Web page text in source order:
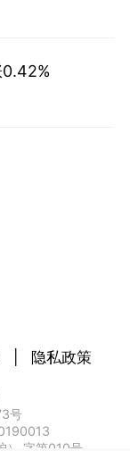
隐私政策
号
） 字第010号